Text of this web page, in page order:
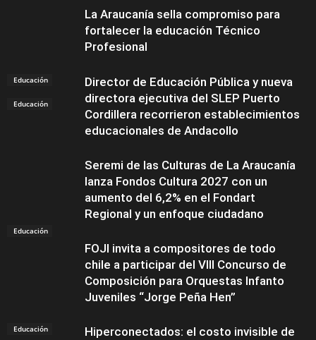
Educación
Educación
La Araucanía sella compromiso para
fortalecer la educación Técnico
Profesional
Educación
Director de Educación Pública y nueva
directora ejecutiva del SLEP Puerto
Cordillera recorrieron establecimientos
educacionales de Andacollo
Educación
Seremi de las Culturas de La Araucanía
lanza Fondos Cultura 2027 con un
aumento del 6,2% en el Fondart
Regional y un enfoque ciudadano
FOJI invita a compositores de todo
chile a participar del VIII Concurso de
Composición para Orquestas Infanto
Juveniles “Jorge Peña Hen”
Hiperconectados: el costo invisible de